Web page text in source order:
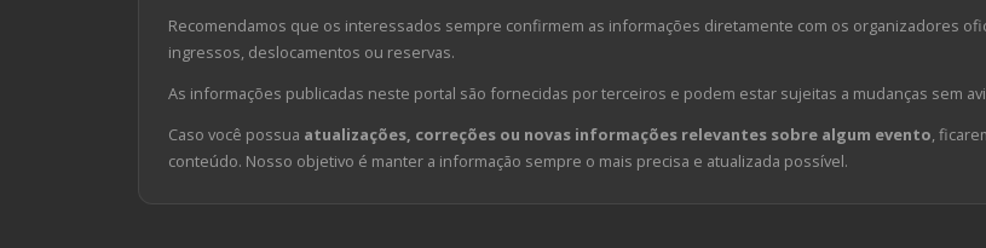
Recomendamos que os interessados sempre confirmem as informações diretamente com os organizadores
ingressos, deslocamentos ou reservas.
As informações publicadas neste portal são fornecidas por terceiros e podem estar sujeitas a mudanças sem
Caso você possua atualizações, correções ou novas informações relevantes sobre algum evento,
conteúdo. Nosso objetivo é manter a informação sempre o mais precisa e atualizada possível.